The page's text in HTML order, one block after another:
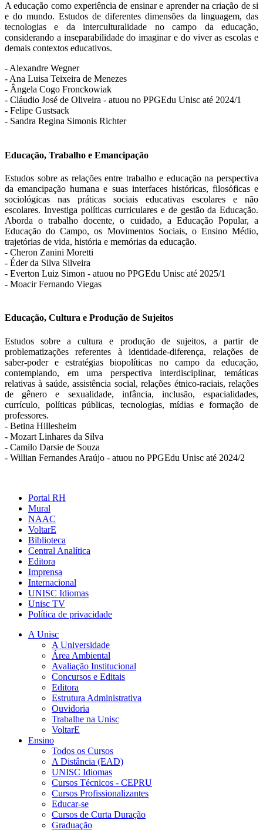
A educação como experiência de ensinar e aprender na criação de si
e do mundo. Estudos de diferentes dimensões da linguagem, das
tecnologias e da interculturalidade no campo da educação,
considerando a inseparabilidade do imaginar e do viver as escolas e
demais contextos educativos.
- Alexandre Wegner
- Ana Luisa Teixeira de Menezes
- Ângela Cogo Fronckowiak
- Cláudio José de Oliveira - atuou no PPGEdu Unisc até 2024/1
- Felipe Gustsack
- Sandra Regina Simonis Richter
Educação, Trabalho e Emancipação
Estudos sobre as relações entre trabalho e educação na perspectiva
da emancipação humana e suas interfaces históricas, filosóficas e
sociológicas nas práticas sociais educativas escolares e não
escolares. Investiga políticas curriculares e de gestão da Educação.
Aborda o trabalho docente, o cuidado, a Educação Popular, a
Educação do Campo, os Movimentos Sociais, o Ensino Médio,
trajetórias de vida, história e memórias da educação.
- Cheron Zanini Moretti
- Éder da Silva Silveira
- Everton Luiz Simon - atuou no PPGEdu Unisc até 2025/1
- Moacir Fernando Viegas
Educação, Cultura e Produção de Sujeitos
Estudos sobre a cultura e produção de sujeitos, a partir de
problematizações referentes à identidade-diferença, relações de
saber-poder e estratégias biopolíticas no campo da educação,
contemplando, em uma perspectiva interdisciplinar, temáticas
relativas à saúde, assistência social, relações étnico-raciais, relações
de gênero e sexualidade, infância, inclusão, espacialidades,
currículo, políticas públicas, tecnologias, mídias e formação de
professores.
- Betina Hillesheim
- Mozart Linhares da Silva
- Camilo Darsie de Souza
- Willian Fernandes Araújo - atuou no PPGEdu Unisc até 2024/2
Portal RH
Mural
NAAC
VoltarE
Biblioteca
Central Analítica
Editora
Imprensa
Internacional
UNISC Idiomas
Unisc TV
Política de privacidade
A Unisc
A Universidade
Área Ambiental
Avaliação Institucional
Concursos e Editais
Editora
Estrutura Administrativa
Ouvidoria
Trabalhe na Unisc
VoltarE
Ensino
Todos os Cursos
A Distância (EAD)
UNISC Idiomas
Cursos Técnicos - CEPRU
Cursos Profissionalizantes
Educar-se
Cursos de Curta Duração
Graduação